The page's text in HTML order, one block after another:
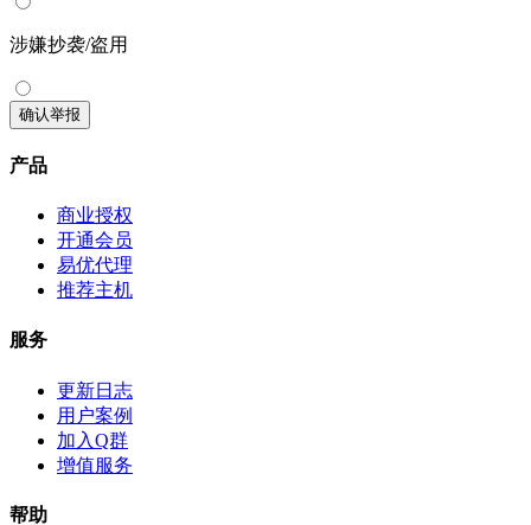
涉嫌抄袭/盗用
确认举报
产品
商业授权
开通会员
易优代理
推荐主机
服务
更新日志
用户案例
加入Q群
增值服务
帮助